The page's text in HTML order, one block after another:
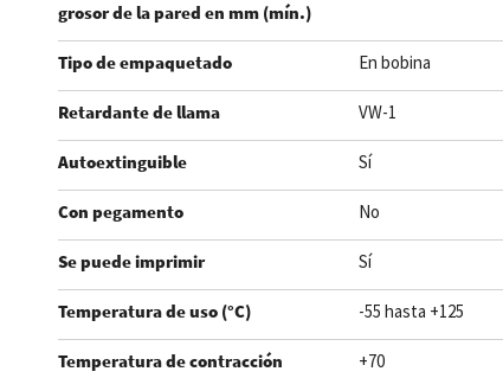
grosor de la pared en mm (mín.)
Tipo de empaquetado En bobina
Retardante de llama VW-1
Autoextinguible Sí
Con pegamento No
Se puede imprimir Sí
Temperatura de uso (°C) -55 hasta +125
Temperatura de contracción
+70